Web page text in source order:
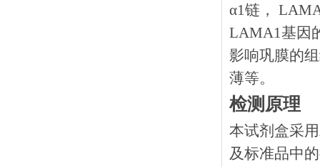
α1链，
LAMA1基因
影响巩膜的
薄等。
检测原理
本试剂盒采
及标准品中